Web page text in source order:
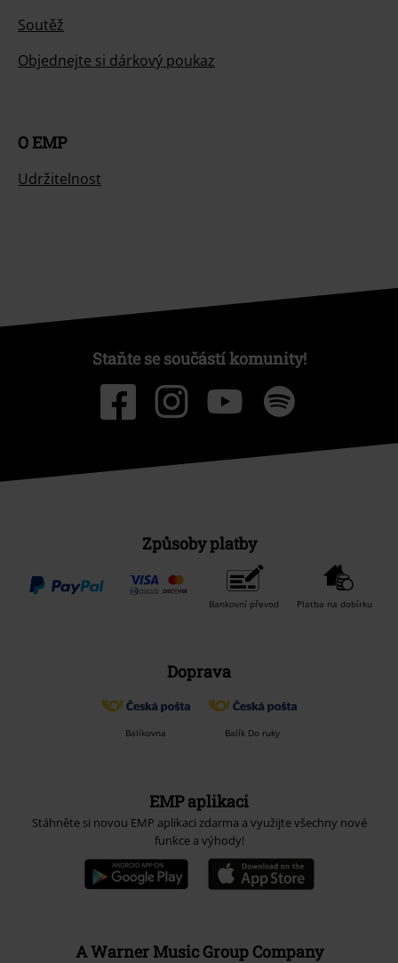
Soutěž
Objednejte si dárkový poukaz
O EMP
Udržitelnost
Staňte se součástí komunity!
Způsoby platby
Bankovní převod Platba na dobírku
Doprava
Balíkovna Balík Do ruky
EMP aplikaci
Stáhněte si novou EMP aplikaci zdarma a využijte všechny nové
funkce a výhody!
A Warner Music Group Company